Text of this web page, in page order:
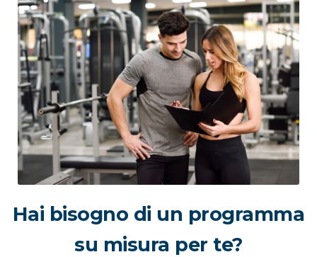
Hai bisogno di un programma
su misura per te?